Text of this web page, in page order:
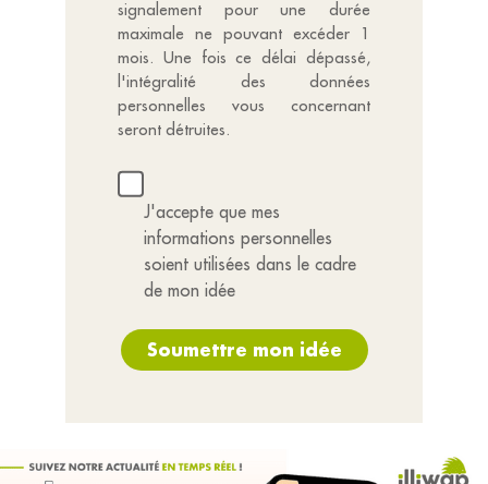
signalement pour une durée
maximale ne pouvant excéder 1
mois. Une fois ce délai dépassé,
l'intégralité des données
personnelles vous concernant
seront détruites.
J'accepte que mes
informations personnelles
soient utilisées dans le cadre
de mon idée
Soumettre mon idée